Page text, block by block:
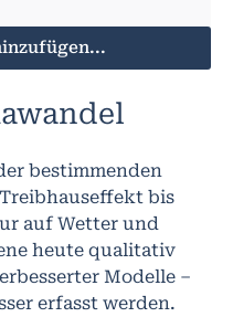
bestimmenden
bis
auf Wetter und
heute qualitativ
Modelle –
erfasst werden.